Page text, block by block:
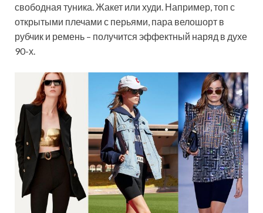
свободная туника. Жакет или худи. Например, топ с
открытыми плечами с перьями, пара велошорт в
рубчик и ремень – получится эффектный наряд в духе
90-х.